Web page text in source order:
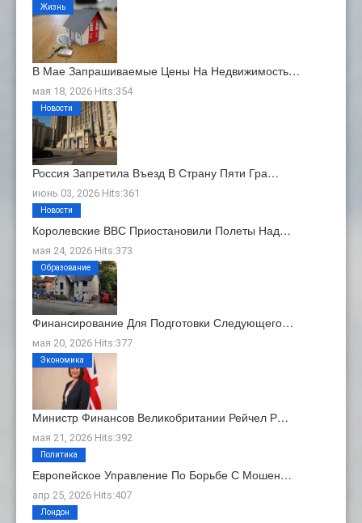
В Мае Запрашиваемые Цены На Недвижимость…
мая 18, 2026 Hits:354
Жизнь
Россия Запретила Въезд В Страну Пяти Гра…
июнь 03, 2026 Hits:361
Новости
Королевские ВВС Приостановили Полеты Над…
мая 24, 2026 Hits:373
Новости
Финансирование Для Подготовки Следующего…
мая 20, 2026 Hits:377
Образование
Министр Финансов Великобритании Рейчел Р…
мая 21, 2026 Hits:392
Экономика
Европейское Управление По Борьбе С Мошен…
апр 25, 2026 Hits:407
Политика
Лондон